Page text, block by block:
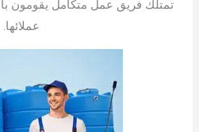
تمتلك فريق عمل متكامل يقومون
عملائها.